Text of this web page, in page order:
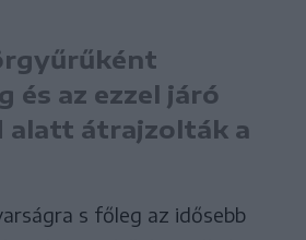
az ezzel járó
alatt átrajzolták a
s főleg az idősebb